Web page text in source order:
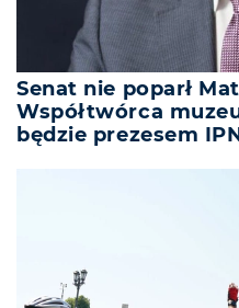
Senat nie poparł
Współtwórca
będzie prezesem